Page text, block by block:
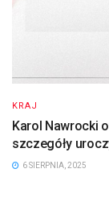
KRAJ
Karol Nawrocki
szczegóły
6 SIERPNIA, 2025